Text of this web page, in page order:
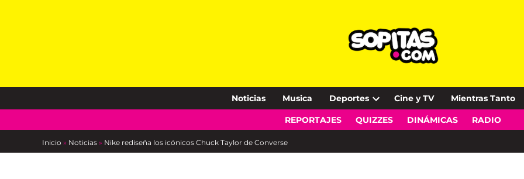
Noticias Musica Deportes
Open
dropdown
Cine y TV Mientras Tanto
REPORTAJES QUIZZES DINÁMICAS RADIO
Inicio » Noticias » Nike rediseña los icónicos Chuck Taylor de Converse